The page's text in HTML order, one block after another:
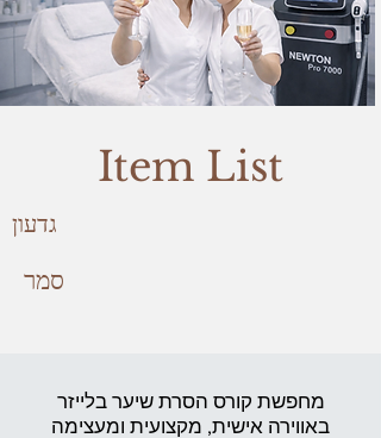
Item List
גדעון
סמר
מחפשת קורס הסרת שיער בלייזר
באווירה אישית, מקצועית ומעצימה